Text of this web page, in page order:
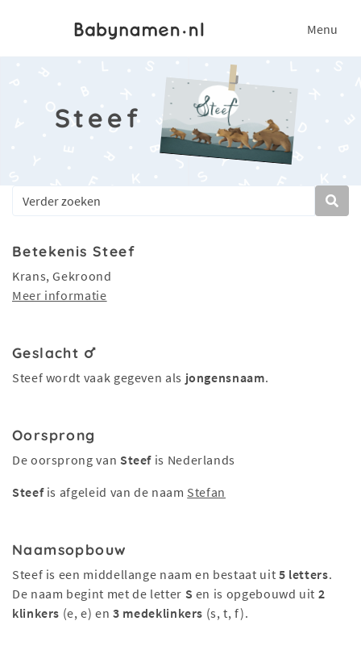
Menu
Steef
Betekenis Steef
Krans, Gekroond
Meer informatie
Geslacht
Steef wordt vaak gegeven als jongensnaam.
Oorsprong
De oorsprong van Steef is Nederlands
Steefis afgeleid van de naam Stefan
Naamsopbouw
Steef is een middellange naam en bestaat uit 5 letters.
De naam begint met de letter S en is opgebouwd uit 2
klinkers (e, e) en3 medeklinkers (s, t, f).